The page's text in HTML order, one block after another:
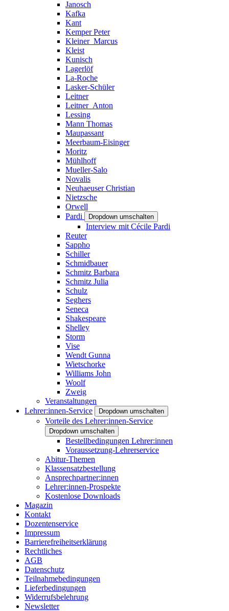
Janosch
Kafka
Kant
Kemper Peter
Kleiner_Marcus
Kleist
Kunisch
Lagerlöf
La-Roche
Lasker-Schüler
Leitner
Leitner_Anton
Lessing
Mann Thomas
Maupassant
Meerbaum-Eisinger
Moritz
Mühlhoff
Mueller-Salo
Novalis
Neuhaeuser Christian
Nietzsche
Orwell
Pardi
Dropdown umschalten
Interview mit Cécile Pardi
Reuter
Sappho
Schiller
Schmidbauer
Schmitz Barbara
Schmitz Julia
Schulz
Seghers
Seneca
Shakespeare
Shelley
Storm
Vise
Wendt Gunna
Wietschorke
Williams John
Woolf
Zweig
Veranstaltungen
Lehrer:innen-Service
Dropdown umschalten
Vorteile des Lehrer:innen-Service
Dropdown umschalten
Bestellbedingungen Lehrer:innen
Voraussetzung-Lehrerservice
Abitur-Themen
Klassensatzbestellung
Ansprechpartner:innen
Lehrer:innen-Prospekte
Kostenlose Downloads
Magazin
Kontakt
Dozentenservice
Impressum
Barrierefreiheitserklärung
Rechtliches
AGB
Datenschutz
Teilnahmebedingungen
Lieferbedingungen
Widerrufsbelehrung
Newsletter